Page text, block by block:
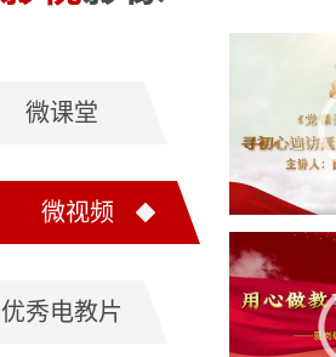
微课堂
微视频
优秀电教片